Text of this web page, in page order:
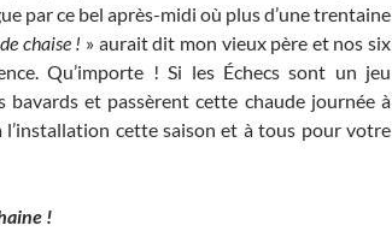
par ce bel après-midi où plus d’une trentaine
chaise ! » aurait dit mon vieux père et nos six
Qu’importe ! Si les Échecs sont un jeu
bavards et passèrent cette chaude journée à
cette saison et à tous pour votre
!